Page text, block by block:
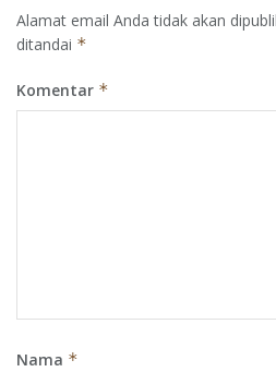
Alamat email Anda tidak akan
ditandai *
Komentar *
Nama *